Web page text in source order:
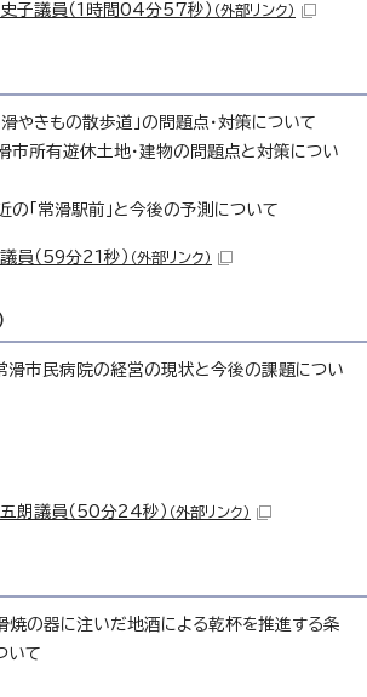
子議員（1時間04分57秒） （外部リンク）
滑やきもの散歩道」の問題点・対策について
市所有遊休土地・建物の問題点と対策につい
の「常滑駅前」と今後の予測について
員（59分21秒） （外部リンク）
滑市民病院の経営の現状と今後の課題につい
朗議員（50分24秒） （外部リンク）
焼の器に注いだ地酒による乾杯を推進する条
いて